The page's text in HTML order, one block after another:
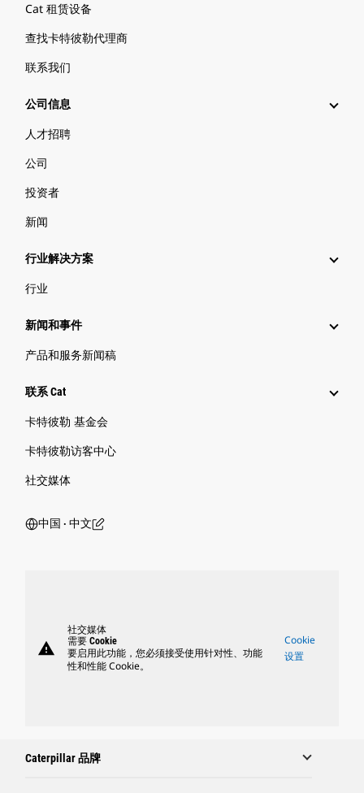
Cat 租赁设备
查找卡特彼勒代理商
联系我们
公司信息
人才招聘
公司
投资者
新闻
行业解决方案
行业
新闻和事件
产品和服务新闻稿
联系 Cat
卡特彼勒 基金会
卡特彼勒访客中心
社交媒体
中国 ‧ 中文
warning
社交媒体
需要 Cookie
要启用此功能，您必须接受使用针对性、功能
性和性能 Cookie。
Cookie
设置
Caterpillar 品牌